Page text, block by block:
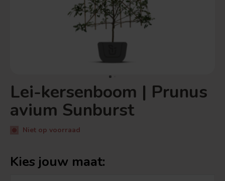
Lei-kersenboom | Prunus
avium Sunburst
Niet op voorraad
Kies jouw maat: